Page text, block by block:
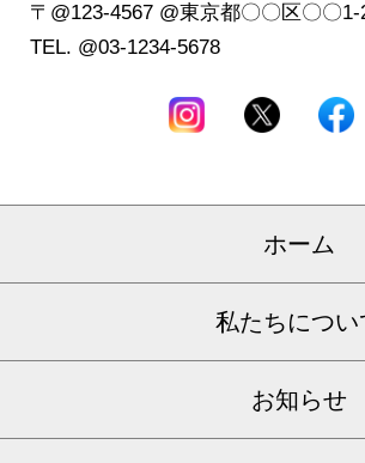
〒@123-4567 @東京都〇〇区〇〇
TEL. @03-1234-5678
ホーム
私たちについ
お知らせ